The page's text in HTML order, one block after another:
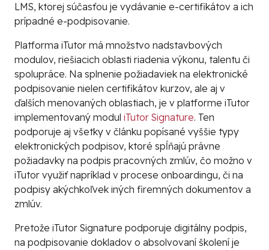
LMS, ktorej súčasťou je vydávanie e-certifikátov a ich
prípadné e-podpisovanie.
Platforma iTutor má množstvo nadstavbových
modulov, riešiacich oblasti riadenia výkonu, talentu či
spolupráce. Na splnenie požiadaviek na elektronické
podpisovanie nielen certifikátov kurzov, ale aj v
ďalších menovaných oblastiach, je v platforme iTutor
implementovaný modul iTutor Signature. Ten
podporuje aj všetky v článku popísané vyššie typy
elektronických podpisov, ktoré spĺňajú právne
požiadavky na podpis pracovných zmlúv, čo možno v
iTutor využiť napríklad v procese onboardingu, či na
podpisy akýchkoľvek iných firemných dokumentov a
zmlúv.
Pretože iTutor Signature podporuje digitálny podpis,
na podpisovanie dokladov o absolvovaní školení je